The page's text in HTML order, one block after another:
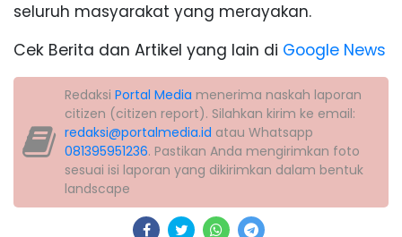
seluruh masyarakat yang merayakan.
Cek Berita dan Artikel yang lain di Google News
Redaksi Portal Media menerima naskah laporan
citizen (citizen report). Silahkan kirim ke email:
redaksi@portalmedia.id atau Whatsapp
081395951236. Pastikan Anda mengirimkan foto
sesuai isi laporan yang dikirimkan dalam bentuk
landscape